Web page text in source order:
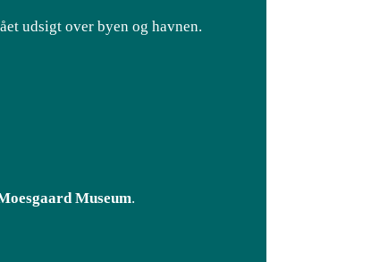
udsigt over byen og havnen.
Museum.